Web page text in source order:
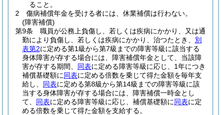
ること。
2
傷病補償年金を受ける者には、休業補償は行わない。
(障害補償)
第9条
職員が公務上負傷し、若しくは疾病にかかり、又は通
勤により負傷し、若しくは疾病にかかり、治つたとき、 別
表第2に定める第1級から第7級までの障害等級に該当する
身体障害が存する場合には、障害補償年金として、当該障
害が存する期間、 同表に定める障害等級に応じ、1年につき
補償基礎額に同表に定める倍数を乗じて得た金額を毎年支
給し、 同表に定める第8級から第14級までの障害等級に該
当する身体障害が存する場合には、障害補償一時金とし
て、 同表に定める障害等級に応じ、補償基礎額に同表に定
める倍数を乗じて得た金額を支給する。